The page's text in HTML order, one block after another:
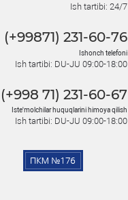
Ish tartibi: 24/7
(+99871) 231-60-76
Ishonch telefoni
Ish tartibi: DU-JU 09:00-18:00
(+998 71) 231-60-67
Iste'molchilar huquqlarini himoya qilish
Ish tartibi: DU-JU 09:00-18:00